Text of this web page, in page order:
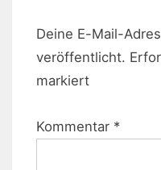
Deine E-Mail-
veröffentlicht.
markiert
Kommentar *